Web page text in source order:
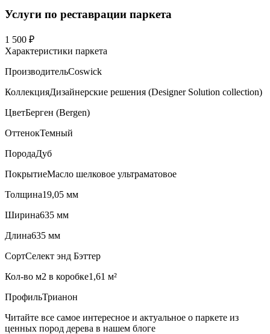
Услуги по реставрации паркета
1 500 ₽
Характеристики паркета
ПроизводительCoswick
КоллекцияДизайнерские решения (Designer Solution collection)
ЦветБерген (Bergen)
ОттенокТемный
ПородаДуб
ПокрытиеМасло шелковое ультраматовое
Толщина19,05 мм
Ширина635 мм
Длина635 мм
СортСелект энд Бэттер
Кол-во м2 в коробке1,61 м²
ПрофильТрианон
Читайте все самое интересное и актуальное о паркете из
ценных пород дерева в нашем блоге